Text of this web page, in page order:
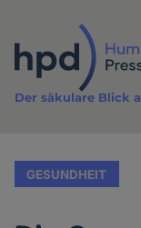
Inhalt
Der säkulare Blick
GESUNDHEIT